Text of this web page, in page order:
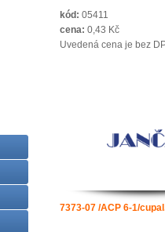
kód: 05411
cena: 0,43 Kč
Uvedená cena je bez
7373-07 /ACP 6-1/